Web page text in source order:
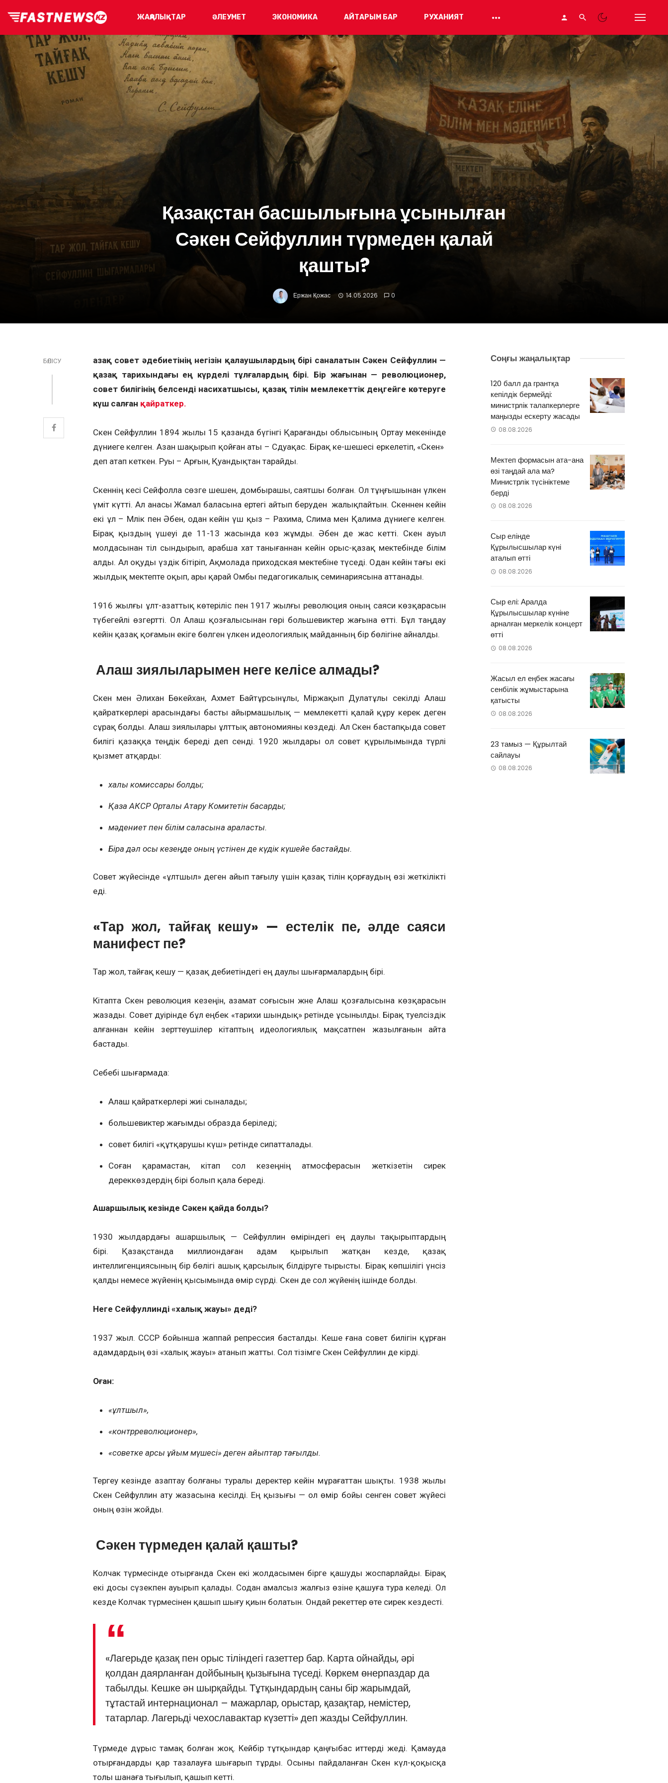
ЖАҢАЛЫҚТАР ӘЛЕУМЕТ ЭКОНОМИКА АЙТАРЫМ БАР РУХАНИЯТ
Қазақстан басшылығына ұсынылған
Сәкен Сейфуллин түрмеден қалай
қашты?
Ержан Қожас 14.05.2026 0
БӨЛІСУ
Қазақ совет әдебиетінің негізін қалаушылардың бірі саналатын Сәкен Сейфуллин —
қазақ тарихындағы ең күрделі тұлғалардың бірі. Бір жағынан — революционер,
совет билігінің белсенді насихатшысы, қазақ тілін мемлекеттік деңгейге көтеруге
күш салған қайраткер.
Сәкен Сейфуллин 1894 жылы 15 қазанда бүгінгі Қарағанды облысының Ортау мекенінде
дүниеге келген. Азан шақырып қойған аты – Сәдуақас. Бірақ әке-шешесі еркелетіп, «Сәкен»
деп атап кеткен. Руы – Арғын, Қуандықтан тарайды.
Сәкеннің әкесі Сейфолла сөзге шешен, домбырашы, саятшы болған. Ол тұңғышынан үлкен
үміт күтті. Ал анасы Жамал баласына ертегі айтып беруден жалықпайтын. Сәкеннен кейін
екі ұл – Мәлік пен Әбен, одан кейін үш қыз – Рахима, Сәлима мен Қалима дүниеге келген.
Бірақ қыздың үшеуі де 11-13 жасында көз жұмды. Әбен де жас кетті. Сәкен ауыл
молдасынан тіл сындырып, арабша хат танығаннан кейін орыс-қазақ мектебінде білім
алды. Ал оқуды үздік бітіріп, Ақмолада приходская мектебіне түседі. Одан кейін тағы екі
жылдық мектепте оқып, ары қарай Омбы педагогикалық семинариясына аттанады.
1916 жылғы ұлт-азаттық көтеріліс пен 1917 жылғы революция оның саяси көзқарасын
түбегейлі өзгертті. Ол Алаш қозғалысынан гөрі большевиктер жағына өтті. Бұл таңдау
кейін қазақ қоғамын екіге бөлген үлкен идеологиялық майданның бір бөлігіне айналды.
Алаш зиялыларымен неге келісе алмады?
Сәкен мен Әлихан Бөкейхан, Ахмет Байтұрсынұлы, Міржақып Дулатұлы секілді Алаш
қайраткерлері арасындағы басты айырмашылық — мемлекетті қалай құру керек деген
сұрақ болды. Алаш зиялылары ұлттық автономияны көздеді. Ал Сәкен бастапқыда совет
билігі қазаққа теңдік береді деп сенді. 1920 жылдары ол совет құрылымында түрлі
қызмет атқарды:
халық комиссары болды;
Қазақ АКСР Орталық Атқару Комитетін басқарды;
мәдениет пен білім саласына араласты.
Бірақ дәл осы кезеңде оның үстінен де күдік күшейе бастайды.
Совет жүйесінде «ұлтшыл» деген айып тағылу үшін қазақ тілін қорғаудың өзі жеткілікті
еді.
«Тар жол, тайғақ кешу» — естелік пе, әлде саяси
манифест пе?
Тар жол, тайғақ кешу — қазақ әдебиетіндегі ең даулы шығармалардың бірі.
Кітапта Сәкен революция кезеңін, азамат соғысын және Алаш қозғалысына көзқарасын
жазады. Совет дәуірінде бұл еңбек «тарихи шындық» ретінде ұсынылды. Бірақ тәуелсіздік
алғаннан кейін зерттеушілер кітаптың идеологиялық мақсатпен жазылғанын айта
бастады.
Себебі шығармада:
Алаш қайраткерлері жиі сыналады;
большевиктер жағымды образда беріледі;
совет билігі «құтқарушы күш» ретінде сипатталады.
Соған қарамастан, кітап сол кезеңнің атмосферасын жеткізетін сирек
дереккөздердің бірі болып қала береді.
Ашаршылық кезінде Сәкен қайда болды?
1930 жылдардағы ашаршылық — Сейфуллин өміріндегі ең даулы тақырыптардың
бірі. Қазақстанда миллиондаған адам қырылып жатқан кезде, қазақ
интеллигенциясының бір бөлігі ашық қарсылық білдіруге тырысты. Бірақ көпшілігі үнсіз
қалды немесе жүйенің қысымында өмір сүрді. Сәкен де сол жүйенің ішінде болды.
Неге Сейфуллинді «халық жауы» деді?
1937 жыл. СССР бойынша жаппай репрессия басталды. Кеше ғана совет билігін құрған
адамдардың өзі «халық жауы» атанып жатты. Сол тізімге Сәкен Сейфуллин де кірді.
Оған:
«ұлтшыл»,
«контрреволюционер»,
«советке қарсы ұйым мүшесі» деген айыптар тағылды.
Тергеу кезінде азаптау болғаны туралы деректер кейін мұрағаттан шықты. 1938 жылы
Сәкен Сейфуллин ату жазасына кесілді. Ең қызығы — ол өмір бойы сенген совет жүйесі
оның өзін жойды.
Сәкен түрмеден қалай қашты?
Колчак түрмесінде отырғанда Сәкен екі жолдасымен бірге қашуды жоспарлайды. Бірақ
екі досы сүзекпен ауырып қалады. Содан амалсыз жалғыз өзіне қашуға тура келеді. Ол
кезде Колчак түрмесінен қашып шығу қиын болатын. Ондай әрекеттер өте сирек кездесті.
«Лагерьде қазақ пен орыс тіліндегі газеттер бар. Карта ойнайды, әрі
қолдан даярланған дойбының қызығына түседі. Көркем өнерпаздар да
табылды. Кешке ән шырқайды. Тұтқындардың саны бір жарымдай,
тұтастай интернационал – мажарлар, орыстар, қазақтар, немістер,
татарлар. Лагерьді чехославактар күзетті» деп жазды Сейфуллин.
Түрмеде дұрыс тамақ болған жоқ. Кейбір тұтқындар қаңғыбас иттерді жеді. Қамауда
отырғандарды қар тазалауға шығарып тұрды. Осыны пайдаланған Сәкен күл-қоқысқа
толы шанаға тығылып, қашып кетті.
Соңғы жаңалықтар
120 балл да грантқа
кепілдік бермейді:
министрлік талапкерлерге
маңызды ескерту жасады
08.08.2026
Мектеп формасын ата-ана
өзі таңдай ала ма?
Министрлік түсініктеме
берді
08.08.2026
Сыр елінде
Құрылысшылар күні
аталып өтті
08.08.2026
Сыр елі: Аралда
Құрылысшылар күніне
арналған меркелік концерт
өтті
08.08.2026
Жасыл ел еңбек жасағы
сенбілік жұмыстарына
қатысты
08.08.2026
23 тамыз — Құрылтай
сайлауы
08.08.2026